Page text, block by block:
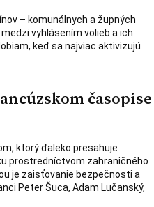
– komunálnych a župných
vyhlásením volieb a ich
keď sa najviac aktivizujú
časopise
ktorý ďaleko presahuje
prostredníctvom zahraničného
je zaisťovanie bezpečnosti a
Peter Šuca, Adam Lučanský,